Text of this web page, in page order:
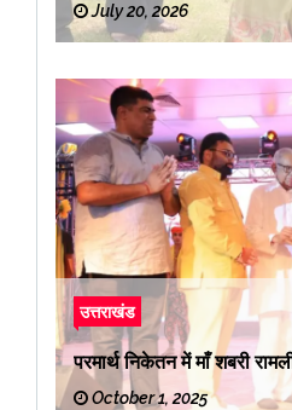
July 20, 2026
उत्तराखंड
परमार्थ निकेतन में माँ शबरी
October 1, 2025